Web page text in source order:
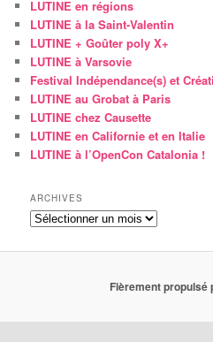
LUTINE en régions
LUTINE à la Saint-Valentin
LUTINE + Goûter poly X+
LUTINE à Varsovie
Festival Indépendance(s) et
LUTINE au Grobat à Paris
LUTINE chez Causette
LUTINE en Californie et en Italie
LUTINE à l’OpenCon Catalonia !
ARCHIVES
Archives
Fièrement propulsé